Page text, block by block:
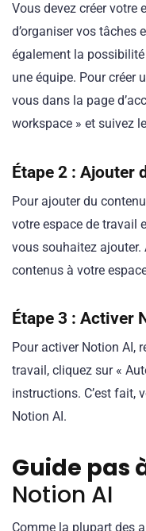
Vous devez créer votre
d’organiser vos tâches
également la
une équipe. Pour créer
vous dans la page
workspace » et suivez
Étape 2 : Ajouter
Pour ajouter du
votre espace de travail
vous souhaitez
contenus à votre
Étape 3 : Activer
Pour activer Notion AI,
travail, cliquez sur «
instructions. C’est fait,
Notion AI.
Guide pas
Notion AI
Comme la plupart des